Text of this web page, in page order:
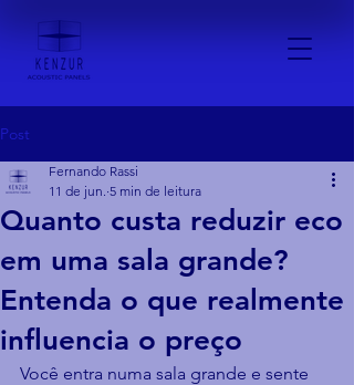
Post
Quanto custa reduzir eco
em uma sala grande?
Entenda o que realmente
influencia o preço
Fernando Rassi
11 de jun. 5 min de leitura
Você entra numa sala grande e sente